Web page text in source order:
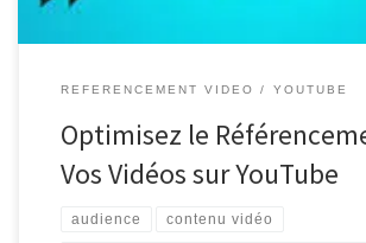
REFERENCEMENT VIDEO YOUTUBE
Optimisez le
Vos Vidéos sur YouTube
audience contenu vidéo